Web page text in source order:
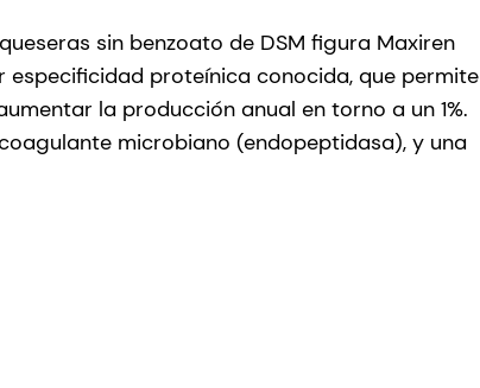
sin benzoato de DSM figura Maxiren
especificidad proteínica conocida, que permite
la producción anual en torno a un 1%.
microbiano (endopeptidasa), y una